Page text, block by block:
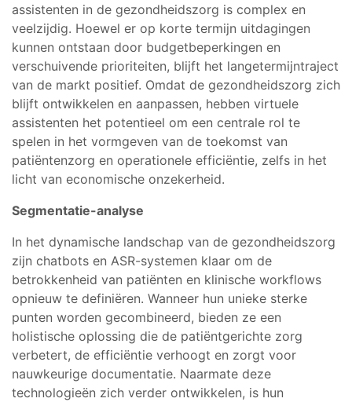
assistenten in de gezondheidszorg is complex en
veelzijdig. Hoewel er op korte termijn uitdagingen
kunnen ontstaan door budgetbeperkingen en
verschuivende prioriteiten, blijft het langetermijntraject
van de markt positief. Omdat de gezondheidszorg zich
blijft ontwikkelen en aanpassen, hebben virtuele
assistenten het potentieel om een centrale rol te
spelen in het vormgeven van de toekomst van
patiëntenzorg en operationele efficiëntie, zelfs in het
licht van economische onzekerheid.
Segmentatie-analyse
In het dynamische landschap van de gezondheidszorg
zijn chatbots en ASR-systemen klaar om de
betrokkenheid van patiënten en klinische workflows
opnieuw te definiëren. Wanneer hun unieke sterke
punten worden gecombineerd, bieden ze een
holistische oplossing die de patiëntgerichte zorg
verbetert, de efficiëntie verhoogt en zorgt voor
nauwkeurige documentatie. Naarmate deze
technologieën zich verder ontwikkelen, is hun